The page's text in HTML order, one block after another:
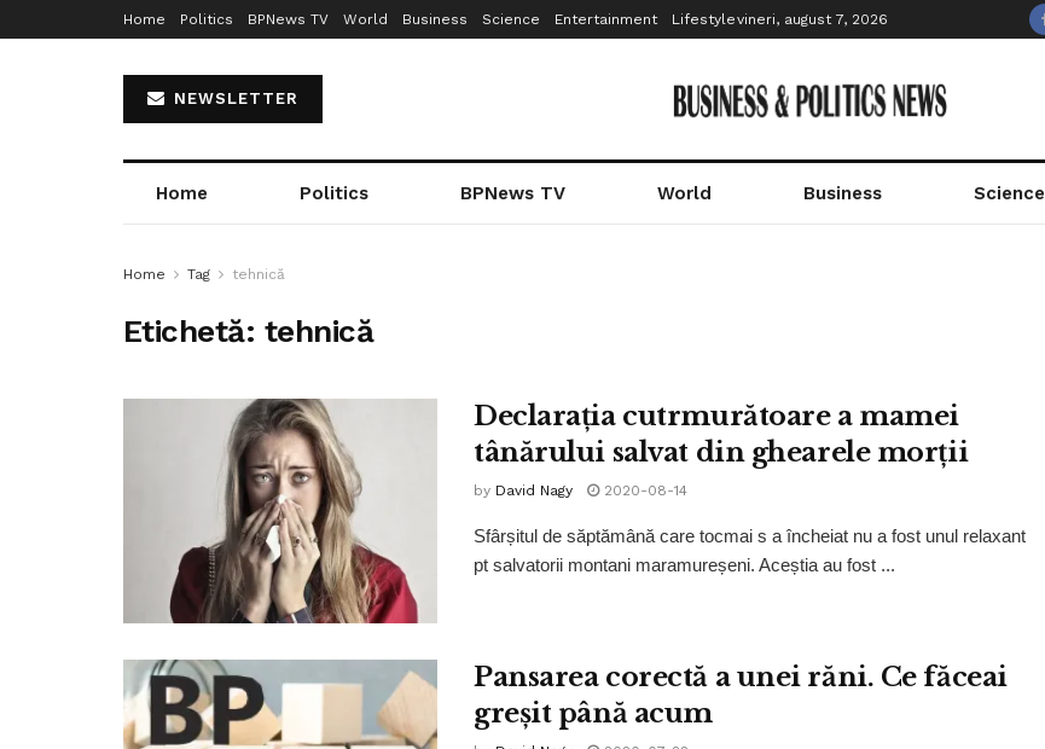
Home Politics BPNews TV World Business Science Entertainment Lifestylevineri, august 7, 2026
NEWSLETTER
Home Politics BPNews TV World Business Science
Home Tag tehnică
Etichetă: tehnică
Declarația cutrmurătoare a mamei
tânărului salvat din ghearele morții
by David Nagy 2020-08-14
Sfârșitul de săptămână care tocmai s a încheiat nu a fost unul relaxant
pt salvatorii montani maramureșeni. Aceștia au fost ...
Pansarea corectă a unei răni. Ce făceai
greșit până acum